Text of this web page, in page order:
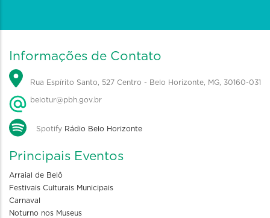
Informações de Contato
Rua Espírito Santo, 527 Centro - Belo Horizonte, MG, 30160-031
belotur@pbh.gov.br
Spotify Rádio Belo Horizonte
Principais Eventos
Arraial de Belô
Festivais Culturais Municipais
Carnaval
Noturno nos Museus